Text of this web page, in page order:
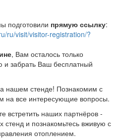
подготовили прямую ссылку:
ru/visit/visitor-registration/?
, Вам осталось только
и забрать Ваш бесплатный
нашем стенде! Познакомим с
на все интересующие вопросы.
встретить наших партнёров -
и познакомьтесь вживую с
отоплением.